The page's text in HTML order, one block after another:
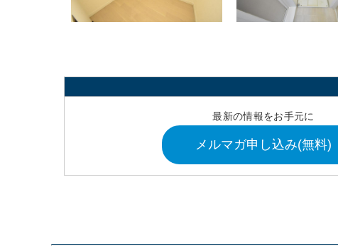
最新の情報をお手元に
メルマガ申し込み(無料)